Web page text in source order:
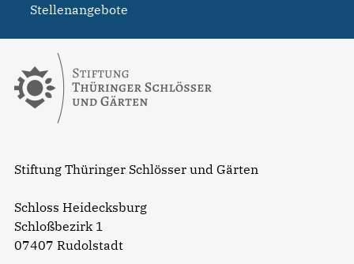
Stiftung Thüringer Schlösser und Gärten
Schloss Heidecksburg
Schloßbezirk 1
07407 Rudolstadt
Stellenangebote